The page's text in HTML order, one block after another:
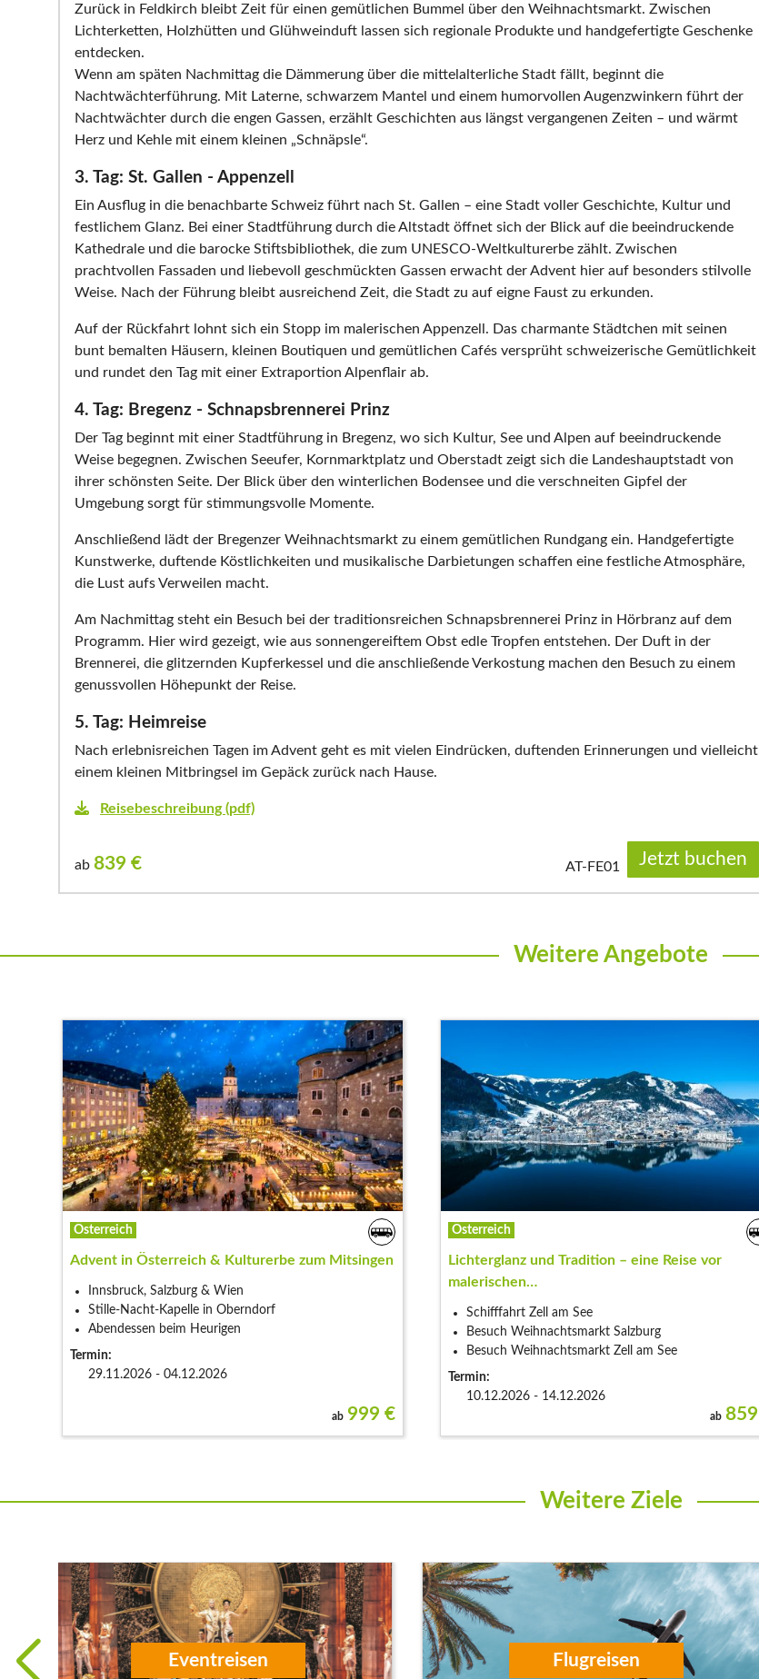
Zurück in Feldkirch bleibt Zeit für einen gemütlichen Bummel über den Weihnachtsmarkt. Zwischen
Lichterketten, Holzhütten und Glühweinduft lassen sich regionale Produkte und handgefertigte Geschenke
entdecken.
Wenn am späten Nachmittag die Dämmerung über die mittelalterliche Stadt fällt, beginnt die
Nachtwächterführung. Mit Laterne, schwarzem Mantel und einem humorvollen Augenzwinkern führt der
Nachtwächter durch die engen Gassen, erzählt Geschichten aus längst vergangenen Zeiten – und wärmt
Herz und Kehle mit einem kleinen „Schnäpsle“.
3. Tag: St. Gallen - Appenzell
Ein Ausflug in die benachbarte Schweiz führt nach St. Gallen – eine Stadt voller Geschichte, Kultur und
festlichem Glanz. Bei einer Stadtführung durch die Altstadt öffnet sich der Blick auf die beeindruckende
Kathedrale und die barocke Stiftsbibliothek, die zum UNESCO-Weltkulturerbe zählt. Zwischen
prachtvollen Fassaden und liebevoll geschmückten Gassen erwacht der Advent hier auf besonders stilvolle
Weise. Nach der Führung bleibt ausreichend Zeit, die Stadt zu auf eigne Faust zu erkunden.
Auf der Rückfahrt lohnt sich ein Stopp im malerischen Appenzell. Das charmante Städtchen mit seinen
bunt bemalten Häusern, kleinen Boutiquen und gemütlichen Cafés versprüht schweizerische Gemütlichkeit
und rundet den Tag mit einer Extraportion Alpenflair ab.
4. Tag: Bregenz - Schnapsbrennerei Prinz
Der Tag beginnt mit einer Stadtführung in Bregenz, wo sich Kultur, See und Alpen auf beeindruckende
Weise begegnen. Zwischen Seeufer, Kornmarktplatz und Oberstadt zeigt sich die Landeshauptstadt von
ihrer schönsten Seite. Der Blick über den winterlichen Bodensee und die verschneiten Gipfel der
Umgebung sorgt für stimmungsvolle Momente.
Anschließend lädt der Bregenzer Weihnachtsmarkt zu einem gemütlichen Rundgang ein. Handgefertigte
Kunstwerke, duftende Köstlichkeiten und musikalische Darbietungen schaffen eine festliche Atmosphäre,
die Lust aufs Verweilen macht.
Am Nachmittag steht ein Besuch bei der traditionsreichen Schnapsbrennerei Prinz in Hörbranz auf dem
Programm. Hier wird gezeigt, wie aus sonnengereiftem Obst edle Tropfen entstehen. Der Duft in der
Brennerei, die glitzernden Kupferkessel und die anschließende Verkostung machen den Besuch zu einem
genussvollen Höhepunkt der Reise.
5. Tag: Heimreise
Nach erlebnisreichen Tagen im Advent geht es mit vielen Eindrücken, duftenden Erinnerungen und vielleicht
einem kleinen Mitbringsel im Gepäck zurück nach Hause.
Reisebeschreibung (pdf)
ab 839 € AT-FE01 Jetzt buchen
Weitere Angebote
Österreich
Advent in Österreich & Kulturerbe zum Mitsingen
Innsbruck, Salzburg & Wien
Stille-Nacht-Kapelle in Oberndorf
Abendessen beim Heurigen
Termin:
29.11.2026 - 04.12.2026
ab 999 €
Österreich
Lichterglanz und Tradition – eine Reise vor
malerischen…
Schifffahrt Zell am See
Besuch Weihnachtsmarkt Salzburg
Besuch Weihnachtsmarkt Zell am See
Termin:
10.12.2026 - 14.12.2026
ab 859
Weitere Ziele
Flugreisen Kreuzfahrten